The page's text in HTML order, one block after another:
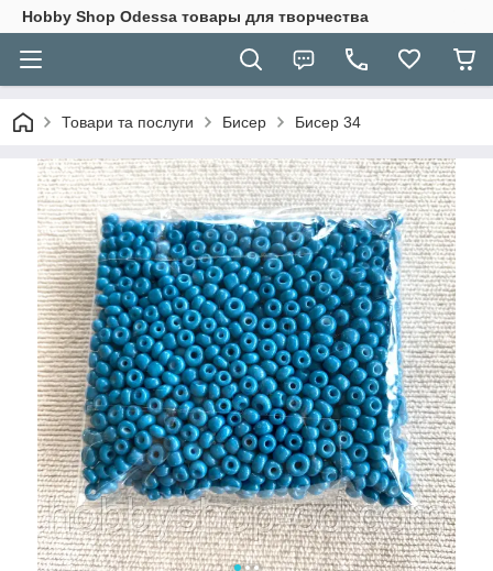
Hobbу Shop Odessa товары для творчества
Товари та послуги Бисер Бисер 34